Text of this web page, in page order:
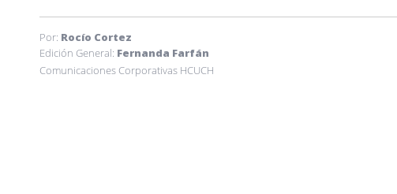
Por: Rocío Cortez
Edición General: Fernanda Farfán
Comunicaciones Corporativas HCUCH